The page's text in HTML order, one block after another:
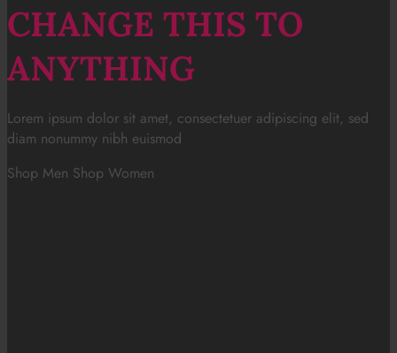
CHANGE THIS TO
ANYTHING
Lorem ipsum dolor sit amet, consectetuer adipiscing elit, sed
diam nonummy nibh euismod
Shop Men Shop Women